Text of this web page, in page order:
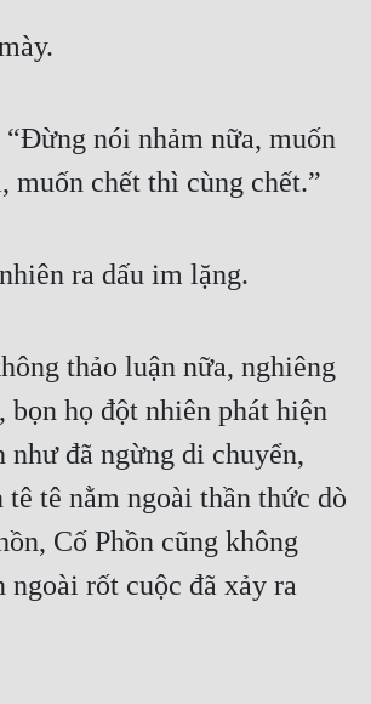
nói nhảm nữa, muốn
muốn chết thì cùng chết.”
ra dấu im lặng.
thảo luận nữa, nghiêng
bọn họ đột nhiên phát hiện
như đã ngừng di chuyển,
tê tê nằm ngoài thần thức dò
Cố Phồn cũng không
ngoài rốt cuộc đã xảy ra